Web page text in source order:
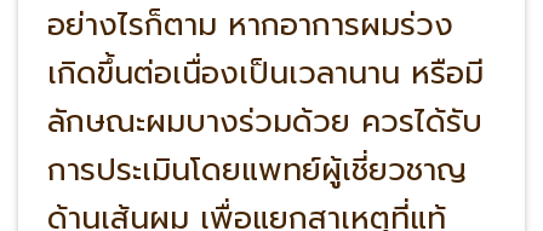
อย่างไรก็ตาม หากอาการผมร่วง
เกิดขึ้นต่อเนื่องเป็นเวลานาน หรือมี
ลักษณะผมบางร่วมด้วย ควรได้รับ
การประเมินโดยแพทย์ผู้เชี่ยวชาญ
ด้านเส้นผม เพื่อแยกสาเหตุที่แท้